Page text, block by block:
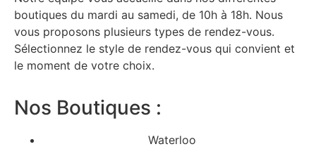
boutiques du mardi au samedi, de 10h à 18h. Nous
vous proposons plusieurs types de rendez-vous.
Sélectionnez le style de rendez-vous qui convient et
le moment de votre choix.
Nos Boutiques :
Waterloo